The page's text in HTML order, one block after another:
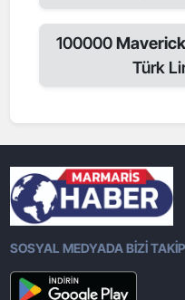
100000
Türk
SOSYAL MEDYADA BİZİ